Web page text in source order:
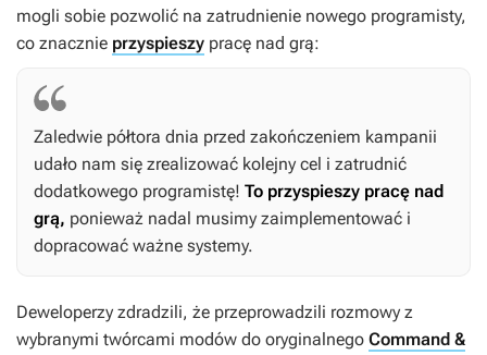
mogli sobie pozwolić na zatrudnienie nowego programisty,
co znacznie przyspieszy pracę nad grą:
Zaledwie półtora dnia przed zakończeniem kampanii
udało nam się zrealizować kolejny cel i zatrudnić
dodatkowego programistę! To przyspieszy pracę nad
grą, ponieważ nadal musimy zaimplementować i
dopracować ważne systemy.
Deweloperzy zdradzili, że przeprowadzili rozmowy z
wybranymi twórcami modów do oryginalnego Command &